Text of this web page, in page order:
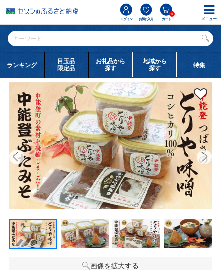
ログイン お気に入り カート
0
ランキング
目玉品
限定品
お礼品から
探す
地域から
探す
特集
画像を拡大する
メニュー